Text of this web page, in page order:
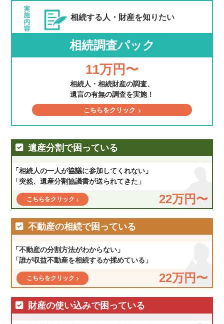
相続する人・財産を知りたい
相続調査パック
11万円〜
相続人・相続財産の調査、
遺言の有無の調査を実施！
こちらをクリック
遺産分割で困っている
「相続人の一人が協議に参加してくれない」
「突然、遺産分割協議書が送られてきた」
22万円〜
こちらをクリック
不動産の相続で困っている
「不動産の分割方法がわからない」
「誰が収益不動産を相続するか揉めている」
22万円〜
こちらをクリック
財産の使い込みで困っている